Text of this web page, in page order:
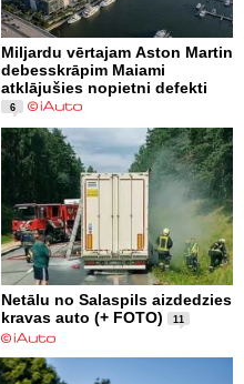
Miljardu vērtajam Aston Martin
debesskrāpim Maiami
atklājušies nopietni defekti
6
Netālu no Salaspils aizdedzies
kravas auto (+ FOTO)
11